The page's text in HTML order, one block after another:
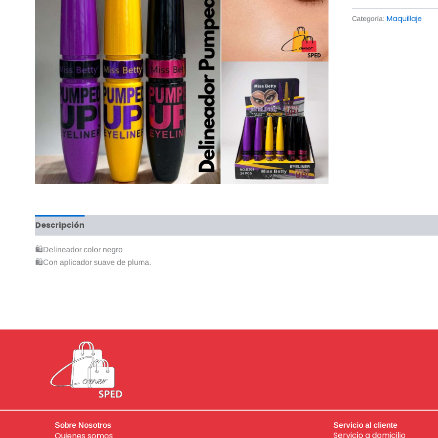
Categoría: Maquillaje
Descripción
🛍Delineador color negro
🛍Con aplicador suave de pluma.
Sobre Nosotros Servicio al cliente
Servicio a domicilio